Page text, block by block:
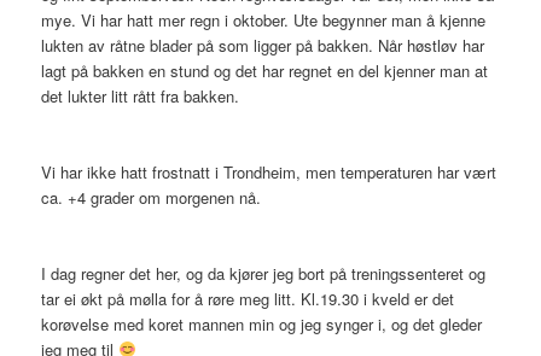
mye. Vi har hatt mer regn i oktober. Ute begynner man å kjenne
lukten av råtne blader på som ligger på bakken. Når høstløv har
lagt på bakken en stund og det har regnet en del kjenner man at
det lukter litt rått fra bakken.
Vi har ikke hatt frostnatt i Trondheim, men temperaturen har vært
ca. +4 grader om morgenen nå.
I dag regner det her, og da kjører jeg bort på treningssenteret og
tar ei økt på mølla for å røre meg litt. Kl.19.30 i kveld er det
korøvelse med koret mannen min og jeg synger i, og det gleder
jeg meg til